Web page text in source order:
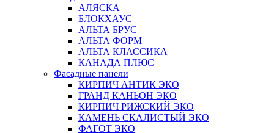
АЛЯСКА
БЛОКХАУС
АЛЬТА БРУС
АЛЬТА ФОРМ
АЛЬТА КЛАССИКА
КАНАДА ПЛЮС
Фасадные панели
КИРПИЧ АНТИК ЭКО
ГРАНД КАНЬОН ЭКО
КИРПИЧ РИЖСКИЙ ЭКО
КАМЕНЬ СКАЛИСТЫЙ ЭКО
ФАГОТ ЭКО